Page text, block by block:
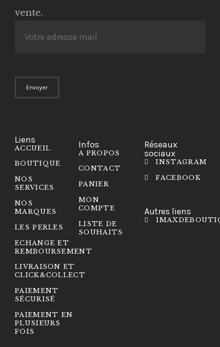
vente.
Liens
ACCUEIL
BOUTIQUE
NOS
SERVICES
NOS
MARQUES
LES PERLES
ECHANGE ET
REMBOURSEMENT
LIVRAISON ET
CLICK&COLLECT
PAIEMENT
SÉCURISÉ
PAIEMENT EN
PLUSIEURS
FOIS
Infos
A PROPOS
CONTACT
PANIER
MON
COMPTE
LISTE DE
SOUHAITS
Réseaux
sociaux
INSTAGRAM
FACEBOOK
Autres liens